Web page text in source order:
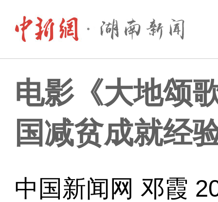
电影《大地颂
国减贫成就经
中国新闻网 邓霞